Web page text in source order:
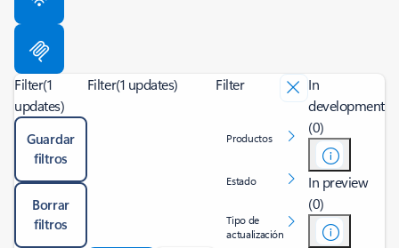
Filter(1
updates)
Guardar
filtros
Borrar
filtros
Filter(1 updates) Filter
Productos
Estado
Tipo de
actualización
In
development
(0)
In preview
(0)